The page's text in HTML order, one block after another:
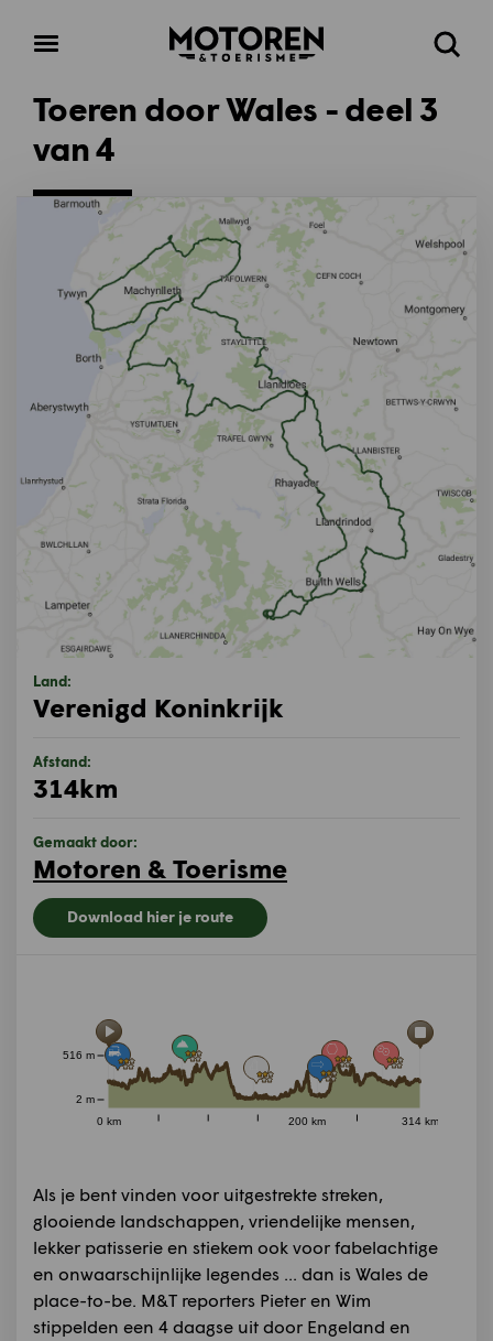
Open
Homepage Zoeken
Toeren door Wales - deel 3
van 4
0 km 200 km 314 km
2 m
516 m
Als je bent vinden voor uitgestrekte streken,
glooiende landschappen, vriendelijke mensen,
lekker patisserie en stiekem ook voor fabelachtige
en onwaarschijnlijke legendes ... dan is Wales de
place-to-be. M&T reporters Pieter en Wim
stippelden een 4 daagse uit door Engeland en
Land:
Verenigd Koninkrijk
Afstand:
314km
Gemaakt door:
Motoren & Toerisme
Download hier je route